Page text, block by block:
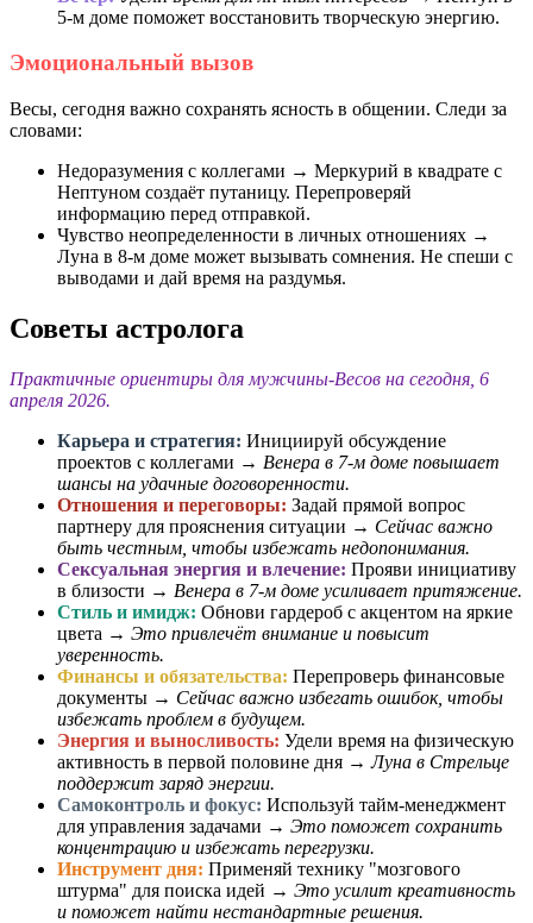
5-м доме поможет восстановить творческую энергию.
Эмоциональный вызов
Весы, сегодня важно сохранять ясность в общении. Следи за
словами:
Недоразумения с коллегами → Меркурий в квадрате с
Нептуном создаёт путаницу. Перепроверяй
информацию перед отправкой.
Чувство неопределенности в личных отношениях →
Луна в 8-м доме может вызывать сомнения. Не спеши с
выводами и дай время на раздумья.
Советы астролога
Практичные ориентиры для мужчины-Весов на сегодня, 6
апреля 2026.
Карьера и стратегия: Инициируй обсуждение
проектов с коллегами → Венера в 7-м доме повышает
шансы на удачные договоренности.
Отношения и переговоры: Задай прямой вопрос
партнеру для прояснения ситуации → Сейчас важно
быть честным, чтобы избежать недопонимания.
Сексуальная энергия и влечение: Прояви инициативу
в близости → Венера в 7-м доме усиливает притяжение.
Стиль и имидж: Обнови гардероб с акцентом на яркие
цвета → Это привлечёт внимание и повысит
уверенность.
Финансы и обязательства: Перепроверь финансовые
документы → Сейчас важно избегать ошибок, чтобы
избежать проблем в будущем.
Энергия и выносливость: Удели время на физическую
активность в первой половине дня →Луна в Стрельце
поддержит заряд энергии.
Самоконтроль и фокус: Используй тайм-менеджмент
для управления задачами → Это поможет сохранить
концентрацию и избежать перегрузки.
Инструмент дня: Применяй технику "мозгового
штурма" для поиска идей → Это усилит креативность
и поможет найти нестандартные решения.